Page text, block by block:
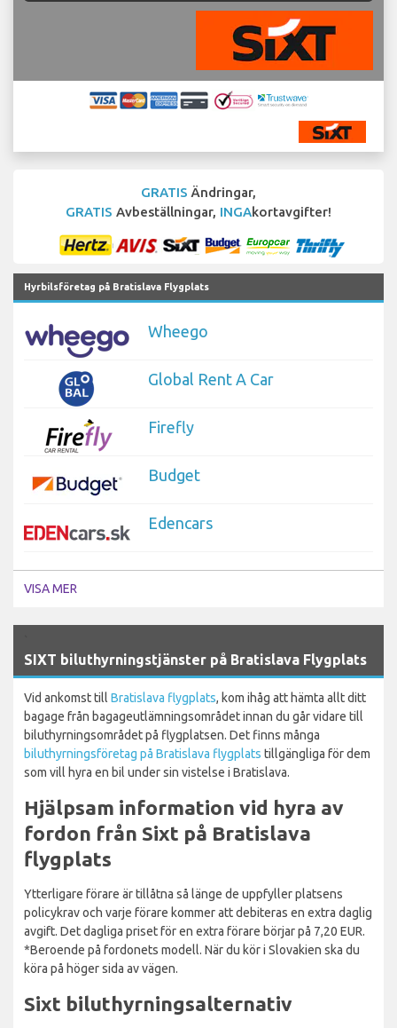
GRATIS Ändringar,
GRATIS Avbeställningar, INGAkortavgifter!
Hyrbilsföretag på Bratislava Flygplats
Wheego
Global Rent A Car
Firefly
Budget
Edencars
VISA MER
SIXT biluthyrningstjänster på Bratislava Flygplats
Vid ankomst till Bratislava flygplats, kom ihåg att hämta allt ditt
bagage från bagageutlämningsområdet innan du går vidare till
biluthyrningsområdet på flygplatsen. Det finns många
biluthyrningsföretag på Bratislava flygplats tillgängliga för dem
som vill hyra en bil under sin vistelse i Bratislava.
Hjälpsam information vid hyra av
fordon från Sixt på Bratislava
flygplats
Ytterligare förare är tillåtna så länge de uppfyller platsens
policykrav och varje förare kommer att debiteras en extra daglig
avgift. Det dagliga priset för en extra förare börjar på 7,20 EUR.
*Beroende på fordonets modell. När du kör i Slovakien ska du
köra på höger sida av vägen.
Sixt biluthyrningsalternativ